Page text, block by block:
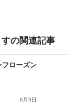
の関連記事
ス カンタンフローズン
8月9日